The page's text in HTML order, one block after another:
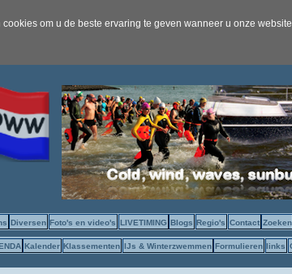
om u de beste ervaring te geven wanneer u onze
Diversen Foto's en video's LIVETIMING Blogs Regio's Contact Zoeken
Kalender Klassementen IJs & Winterzwemmen Formulieren links